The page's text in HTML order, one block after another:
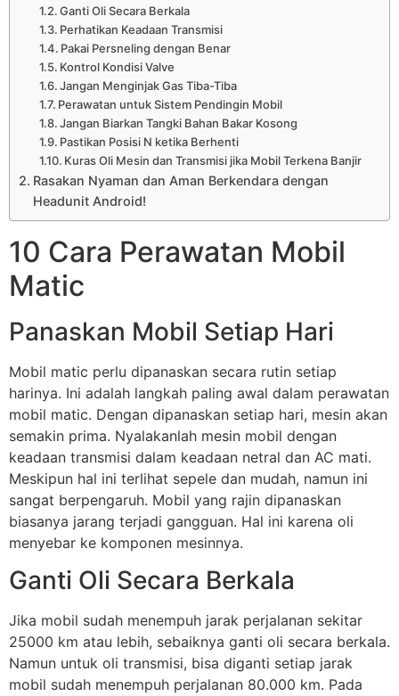
Ganti Oli Secara Berkala
Perhatikan Keadaan Transmisi
Pakai Persneling dengan Benar
Kontrol Kondisi Valve
Jangan Menginjak Gas Tiba-Tiba
Perawatan untuk Sistem Pendingin Mobil
Jangan Biarkan Tangki Bahan Bakar Kosong
Pastikan Posisi N ketika Berhenti
Kuras Oli Mesin dan Transmisi jika Mobil Terkena Banjir
Rasakan Nyaman dan Aman Berkendara dengan
Headunit Android!
10 Cara Perawatan Mobil
Matic
Panaskan Mobil Setiap Hari
Mobil matic perlu dipanaskan secara rutin setiap
harinya. Ini adalah langkah paling awal dalam perawatan
mobil matic. Dengan dipanaskan setiap hari, mesin akan
semakin prima. Nyalakanlah mesin mobil dengan
keadaan transmisi dalam keadaan netral dan AC mati.
Meskipun hal ini terlihat sepele dan mudah, namun ini
sangat berpengaruh. Mobil yang rajin dipanaskan
biasanya jarang terjadi gangguan. Hal ini karena oli
menyebar ke komponen mesinnya.
Ganti Oli Secara Berkala
Jika mobil sudah menempuh jarak perjalanan sekitar
25000 km atau lebih, sebaiknya ganti oli secara berkala.
Namun untuk oli transmisi, bisa diganti setiap jarak
mobil sudah menempuh perjalanan 80.000 km. Pada